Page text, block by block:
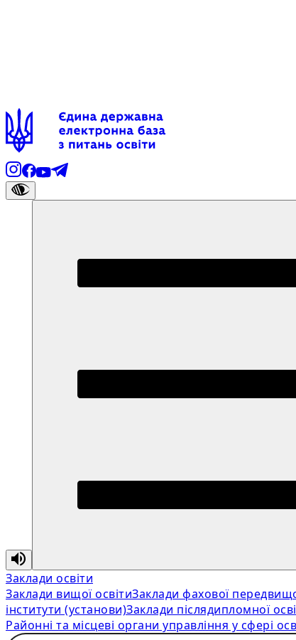
Заклади освіти
Заклади вищої освітиЗаклади фахової
інститути (установи)Заклади післядипломної
Районні та місцеві органи управління у сфері